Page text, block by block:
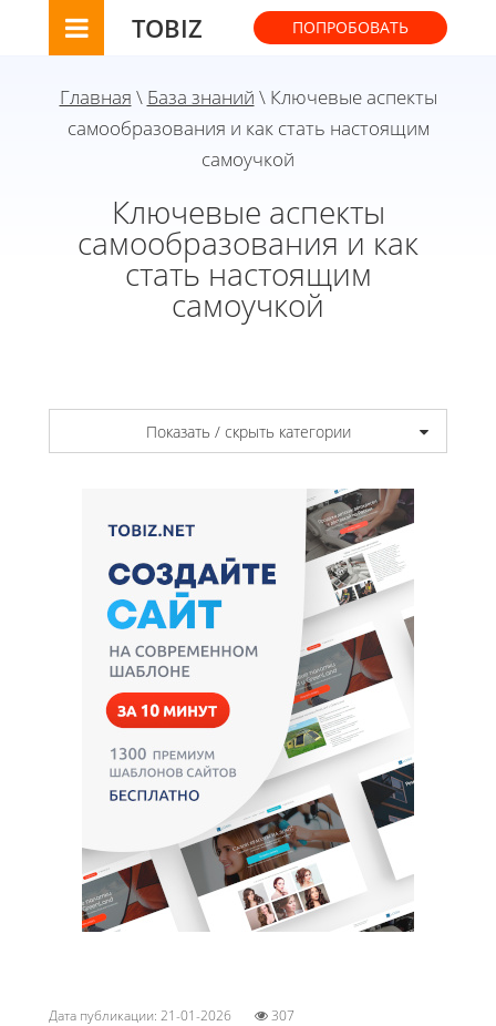
TOBIZ ПОПРОБОВАТЬ
Главная \ База знаний \ Ключевые аспекты
самообразования и как стать настоящим
самоучкой
Ключевые аспекты
самообразования и как
стать настоящим
самоучкой
Показать / скрыть категории
Дата публикации: 21-01-2026 307